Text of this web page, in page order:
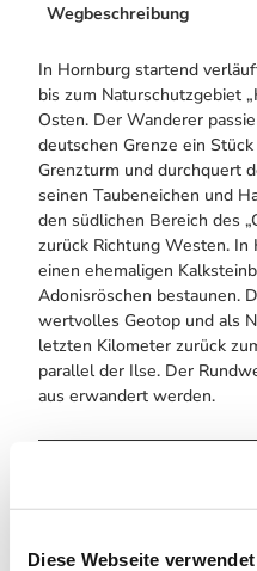
Diese Webseite
Wegbeschreibung
In Hornburg startend
bis zum Naturschutzgebiet
Osten. Der Wanderer
deutschen Grenze ein
Grenzturm und durchquert
seinen Taubeneichen und
den südlichen Bereich des
zurück Richtung Westen.
einen ehemaligen
Adonisröschen bestaunen.
wertvolles Geotop und als
letzten Kilometer zurück
parallel der Ilse. Der
aus erwandert werden.
Anfahrt
B82 nach Hornburg, B6n